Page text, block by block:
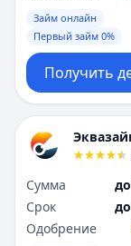
Займ онлайн
Первый займ 0%
Получить
Сумма
Срок
Одобрение